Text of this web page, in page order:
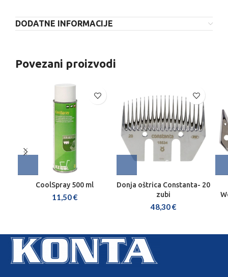
DODATNE INFORMACIJE
Povezani proizvodi
CoolSpray 500 ml
11,50€
Donja oštrica Constanta- 20
zubi
48,30€